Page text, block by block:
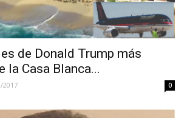
de Donald Trump más
la Casa Blanca...
2017 0